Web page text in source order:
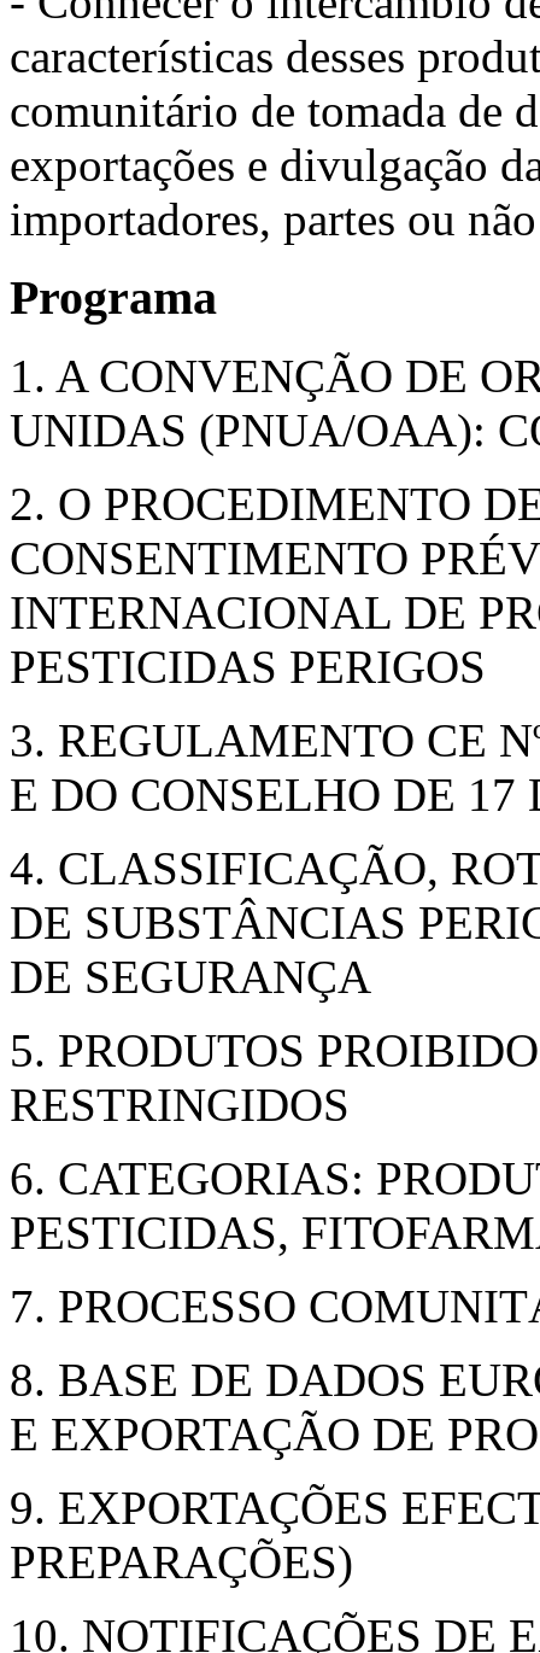
características desses
comunitário de tomada de
exportações e divulgação
importadores, partes ou
Programa
1. A CONVENÇÃO DE
UNIDAS (PNUA/OAA):
2. O PROCEDIMENTO
CONSENTIMENTO
INTERNACIONAL DE
PESTICIDAS PERIGOS
3. REGULAMENTO CE
E DO CONSELHO DE 17
4. CLASSIFICAÇÃO,
DE SUBSTÂNCIAS
DE SEGURANÇA
5. PRODUTOS
RESTRINGIDOS
6. CATEGORIAS:
PESTICIDAS,
7. PROCESSO
8. BASE DE DADOS
E EXPORTAÇÃO DE
9. EXPORTAÇÕES
PREPARAÇÕES)
10. NOTIFICAÇÕES DE